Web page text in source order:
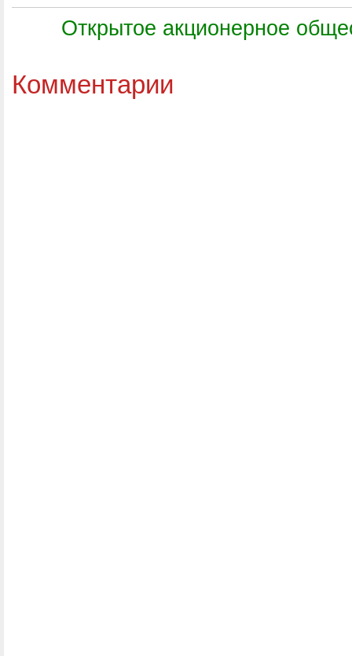
Открытое акционерное
Комментарии